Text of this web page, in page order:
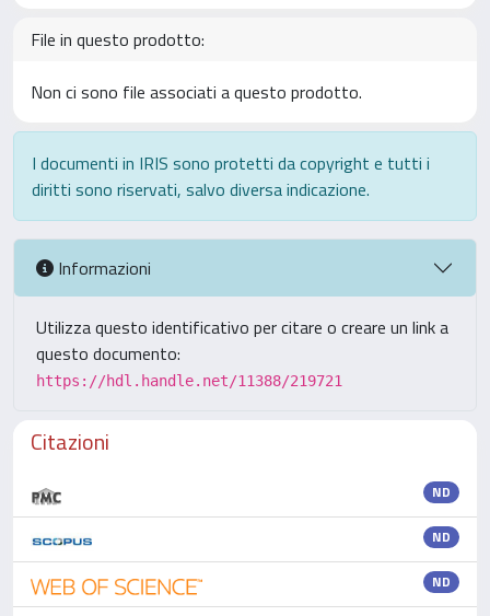
File in questo prodotto:
Non ci sono file associati a questo prodotto.
I documenti in IRIS sono protetti da copyright e tutti i
diritti sono riservati, salvo diversa indicazione.
Informazioni
Utilizza questo identificativo per citare o creare un link a
questo documento:
https://hdl.handle.net/11388/219721
Citazioni
ND
ND
ND